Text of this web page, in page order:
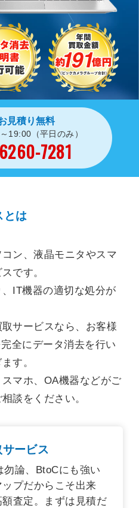
見積り無料
19:00（平日のみ）
7281
とは
ン、液晶モニタやスマ
です。
IT機器の適切な処分が
サービスなら、お客様
全にデータ消去を行い
す。
マホ、OA機器などがご
談をください。
ービス
勿論、BtoCにも強い
ップだからこそ出来
額査定。まずは見積だ